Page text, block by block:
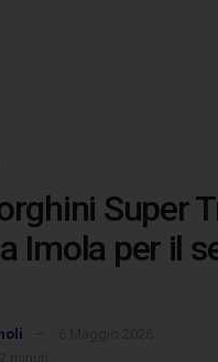
Super
Imola per il